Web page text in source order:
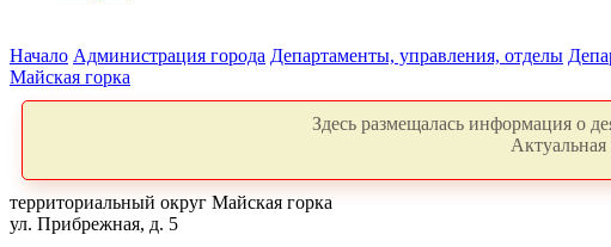
Начало Администрация города Департаменты, управления, отделы
Майская горка
Здесь размещалась информация о
территориальный округ Майская горка
ул. Прибрежная, д. 5